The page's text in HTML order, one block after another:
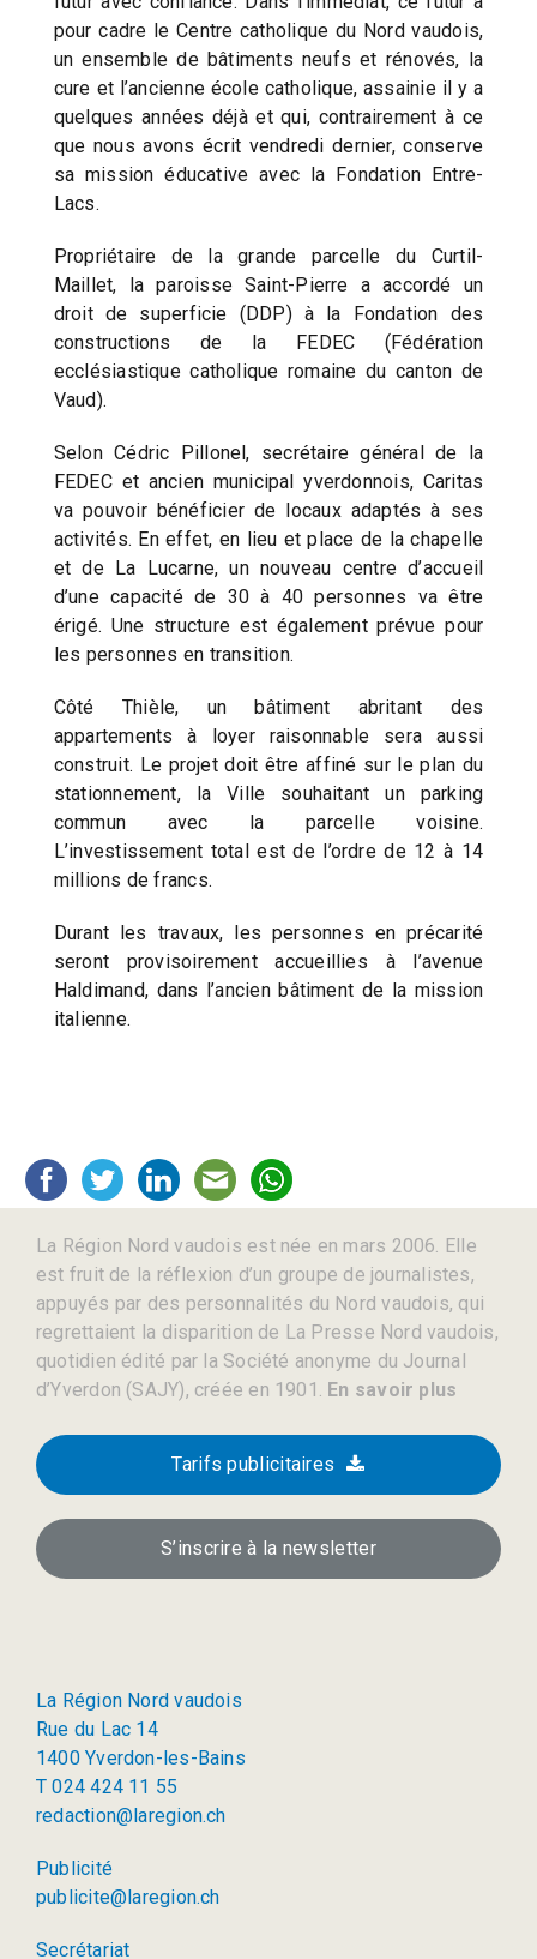
pour cadre le Centre catholique du Nord vaudois,
un ensemble de bâtiments neufs et rénovés, la
cure et l’ancienne école catholique, assainie il y a
quelques années déjà et qui, contrairement à ce
que nous avons écrit vendredi dernier, conserve
sa mission éducative avec la Fondation Entre-
Lacs.
Propriétaire de la grande parcelle du Curtil-
Maillet, la paroisse Saint-Pierre a accordé un
droit de superficie (DDP) à la Fondation des
constructions de la FEDEC (Fédération
ecclésiastique catholique romaine du canton de
Vaud).
Selon Cédric Pillonel, secrétaire général de la
FEDEC et ancien municipal yverdonnois, Caritas
va pouvoir bénéficier de locaux adaptés à ses
activités. En effet, en lieu et place de la chapelle
et de La Lucarne, un nouveau centre d’accueil
d’une capacité de 30 à 40 personnes va être
érigé. Une structure est également prévue pour
les personnes en transition.
Côté Thièle, un bâtiment abritant des
appartements à loyer raisonnable sera aussi
construit. Le projet doit être affiné sur le plan du
stationnement, la Ville souhaitant un parking
commun avec la parcelle voisine.
L’investissement total est de l’ordre de 12 à 14
millions de francs.
Durant les travaux, les personnes en précarité
seront provisoirement accueillies à l’avenue
Haldimand, dans l’ancien bâtiment de la mission
italienne.
La Région Nord vaudois est née en mars 2006. Elle
est fruit de la réflexion d’un groupe de journalistes,
appuyés par des personnalités du Nord vaudois, qui
regrettaient la disparition de La Presse Nord vaudois,
quotidien édité par la Société anonyme du Journal
d’Yverdon (SAJY), créée en 1901. En savoir plus
Tarifs publicitaires
S’inscrire à la newsletter
La Région Nord vaudois
Rue du Lac 14
1400 Yverdon-les-Bains
T 024 424 11 55
redaction@laregion.ch
Publicité
publicite@laregion.ch
Secrétariat